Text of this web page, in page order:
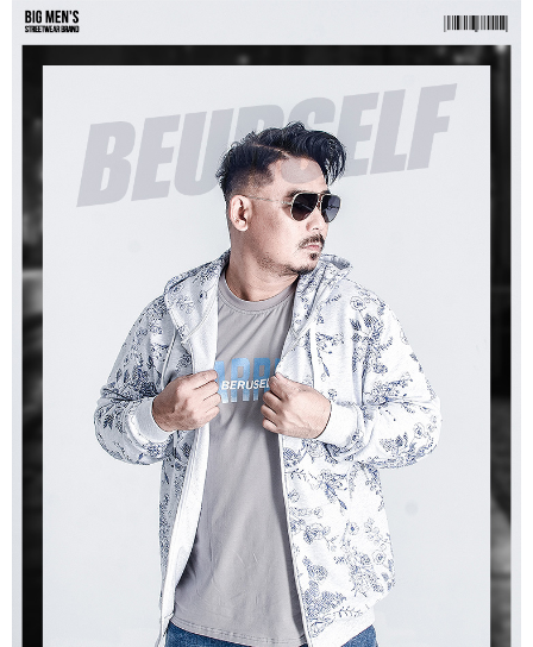
購買商品的店家。未經商家同意取消之訂單仍視為有效，需透過AFTEE先享
後付繳納相關費用。
※ 交易是否成功請以「AFTEE先享後付 」之結帳頁面顯示為準，若有關於
https://netprotections.freshdesk.com/support/home
【注意事項】
１．透過由恩沛科技股份有限公司提供之「AFTEE先享後付」服務完成之交
易，需依本服務之必要範圍內提供個人資料，並將交易相關給付款項請求債
權轉讓予恩沛科技股份有限公司。
２．關於個人資料處理事宜，請瀏覽以下網址：
https://aftee.tw/terms/#terms3
３．未成年的使用者請事先徵得法定代理人或監護人之同意方可使用
「AFTEE先享後付」，若未經同意申辦者引起之損失，本公司不負相關責
任。
４．使用「AFTEE先享後付」時，將依據個別帳號之用戶狀況，依本公司即
時審查核予不同之上限額度；若仍有額度不足之情形，本公司將視審查結果
請求用戶進行身份認證。
５．嚴禁一人註冊多個帳號或使用他人資訊註冊。若發現惡意使用之情形，
恩沛科技股份有限公司將有權停止該用戶之使用額度並採取法律行動。
每筆NT$80，滿NT$1,200(含以上)免運費